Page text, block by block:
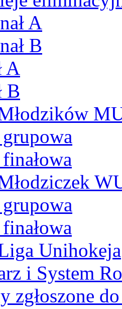
A
B
A
B
grupowa
grupowa
Unihokeja
i System
zgłoszone